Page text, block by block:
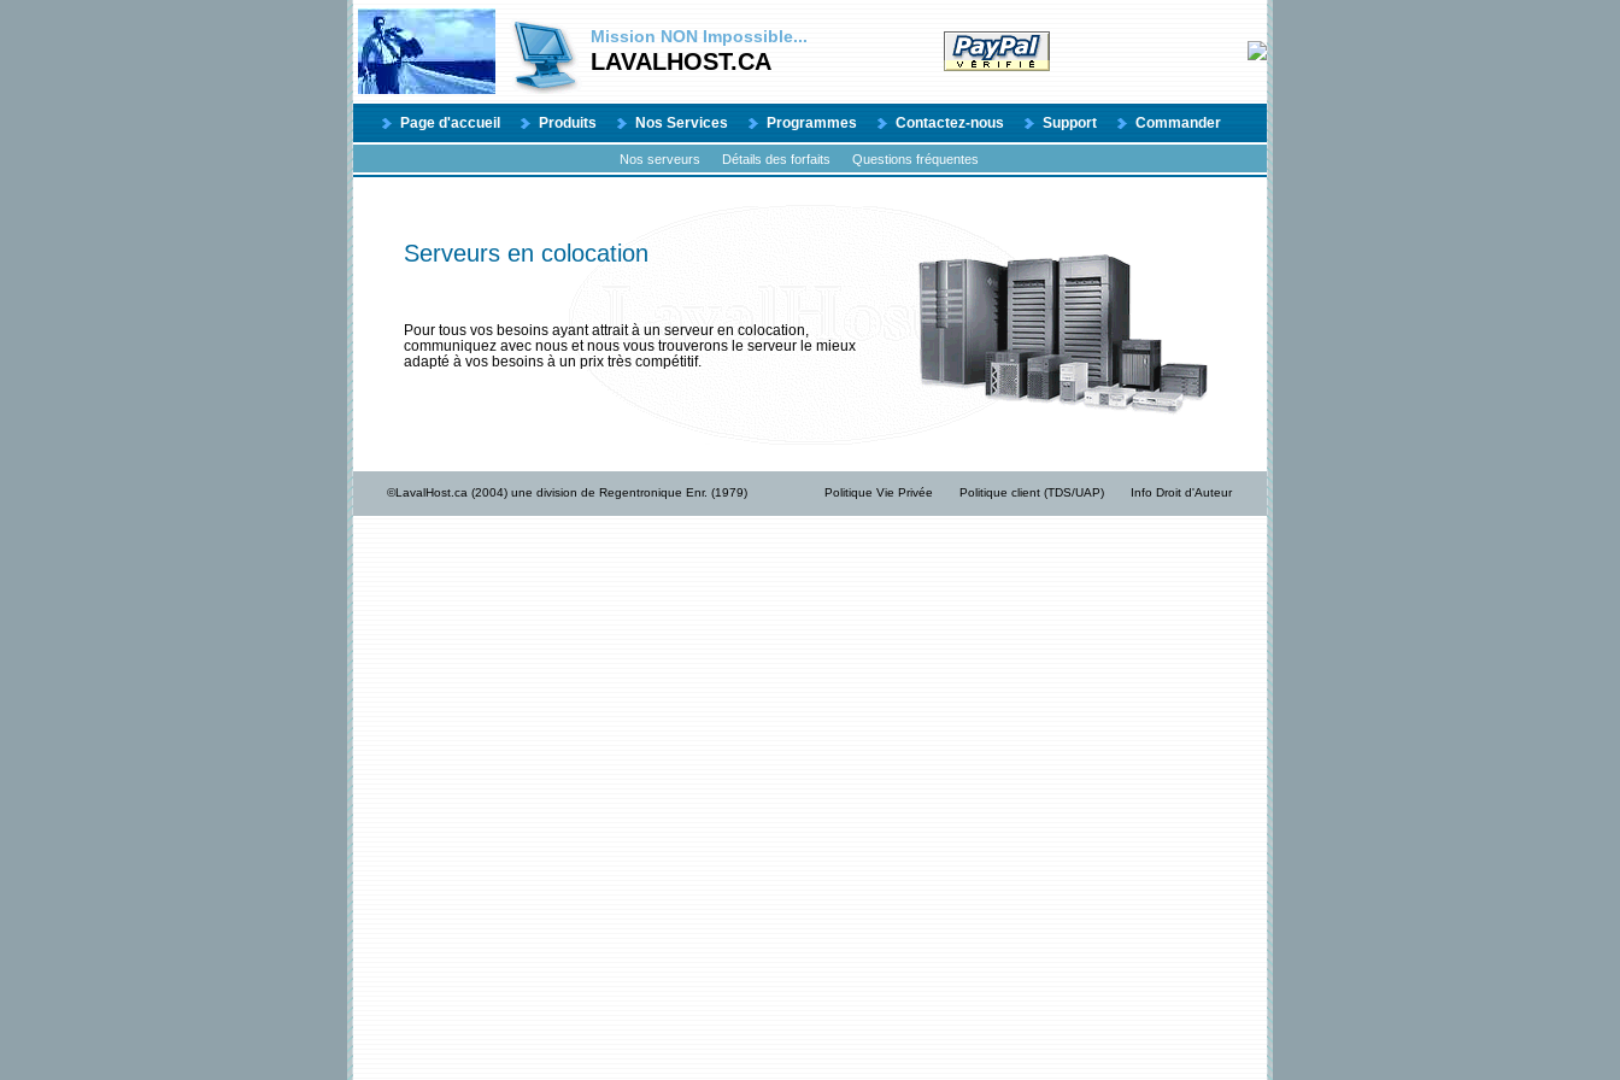
Mission NON Impossible...
LAVALHOST.CA
Page d'accueil Produits Nos Services Programmes Contactez-nous Support Commander
Nos serveurs Détails des forfaits Questions fréquentes
Serveurs en colocation
Pour tous vos besoins ayant attrait à un serveur en colocation,
communiquez avec nous et nous vous trouverons le serveur le mieux
adapté à vos besoins à un prix très compétitif.
©LavalHost.ca (2004) une division de Regentronique Enr. (1979) Politique Vie Privée Politique client (TDS/UAP) Info Droit d'Auteur